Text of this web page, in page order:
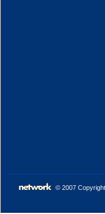
© 2007